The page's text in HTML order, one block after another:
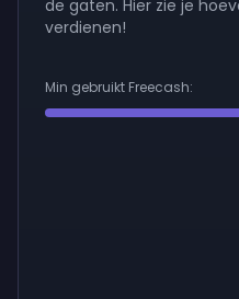
de gaten. Hier zie je
verdienen!
Min gebruikt Freecash: